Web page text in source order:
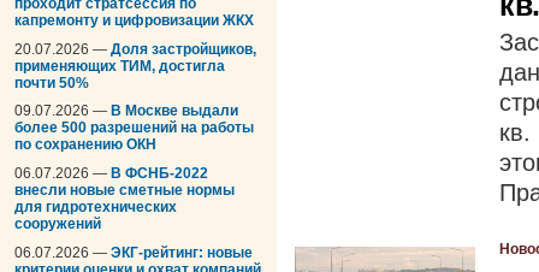
проходит стратсессия по
капремонту и цифровизации ЖКХ
20.07.2026 — Доля застройщиков,
применяющих ТИМ, достигла
почти 50%
09.07.2026 — В Москве выдали
более 500 разрешений на работы
по сохранению ОКН
06.07.2026 — В ФСНБ-2022
внесли новые сметные нормы
для гидротехнических
сооружений
06.07.2026 — ЭКГ-рейтинг: новые